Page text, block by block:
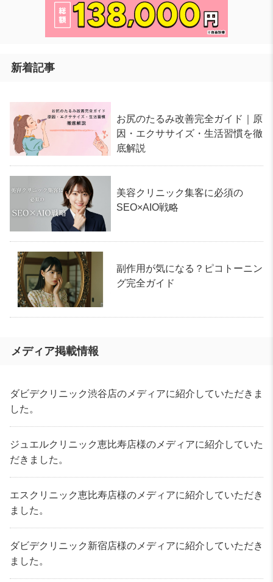
新着記事
お尻のたるみ改善完全ガイド｜原
因・エクササイズ・生活習慣を徹
底解説
美容クリニック集客に必須の
SEO×AIO戦略
副作用が気になる？ピコトーニン
グ完全ガイド
メディア掲載情報
ダビデクリニック渋谷店のメディアに紹介していただきま
した。
ジュエルクリニック恵比寿店様のメディアに紹介していた
だきました。
エスクリニック恵比寿店様のメディアに紹介していただき
ました。
ダビデクリニック新宿店様のメディアに紹介していただき
ました。